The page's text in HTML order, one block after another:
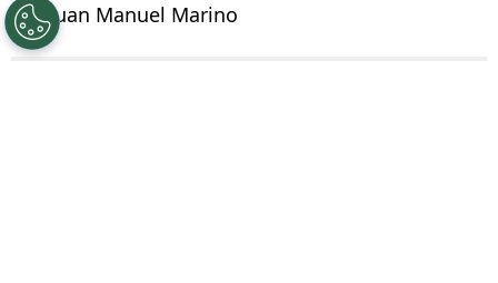
Por Juan Manuel Marino